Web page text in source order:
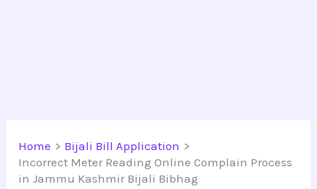
Home
Bijali Bill Application
Incorrect Meter Reading Online Complain Process
in Jammu Kashmir Bijali Bibhag